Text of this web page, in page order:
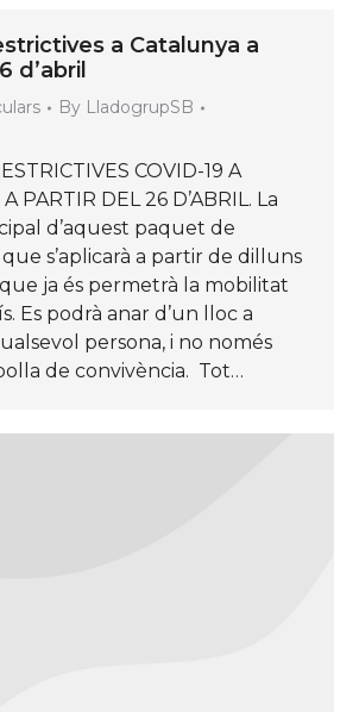
a Catalunya a
d’abril
By LladogrupSB
COVID-19 A
PARTIR DEL 26 D’ABRIL. La
d’aquest paquet de
s’aplicarà a partir de dilluns
que ja és permetrà la mobilitat
Es podrà anar d’un lloc a
persona, i no només
de convivència. Tot…